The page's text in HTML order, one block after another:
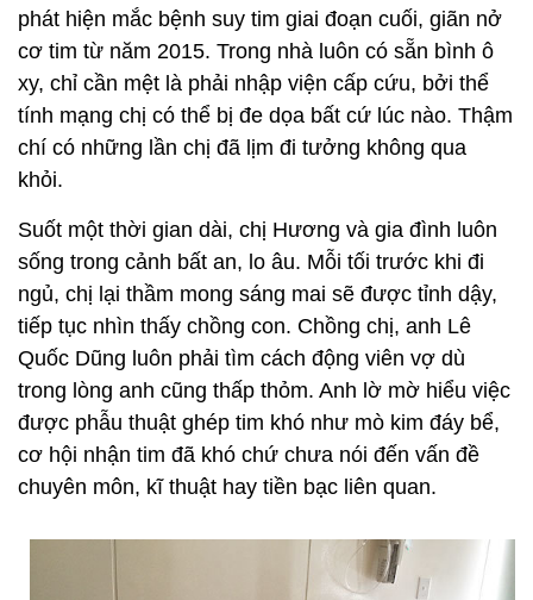
phát hiện mắc bệnh suy tim giai đoạn cuối, giãn nở
cơ tim từ năm 2015. Trong nhà luôn có sẵn bình ô
xy, chỉ cần mệt là phải nhập viện cấp cứu, bởi thể
tính mạng chị có thể bị đe dọa bất cứ lúc nào. Thậm
chí có những lần chị đã lịm đi tưởng không qua
khỏi.
Suốt một thời gian dài, chị Hương và gia đình luôn
sống trong cảnh bất an, lo âu. Mỗi tối trước khi đi
ngủ, chị lại thầm mong sáng mai sẽ được tỉnh dậy,
tiếp tục nhìn thấy chồng con. Chồng chị, anh Lê
Quốc Dũng luôn phải tìm cách động viên vợ dù
trong lòng anh cũng thấp thỏm. Anh lờ mờ hiểu việc
được phẫu thuật ghép tim khó như mò kim đáy bể,
cơ hội nhận tim đã khó chứ chưa nói đến vấn đề
chuyên môn, kĩ thuật hay tiền bạc liên quan.